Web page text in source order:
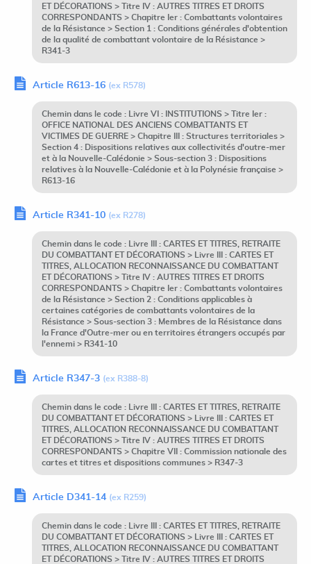
ET DÉCORATIONS > Titre IV : AUTRES TITRES ET DROITS
CORRESPONDANTS > Chapitre Ier : Combattants volontaires
de la Résistance > Section 1 : Conditions générales d'obtention
de la qualité de combattant volontaire de la Résistance >
R341-3
Article R613-16 (ex R578)
Chemin dans le code : Livre VI : INSTITUTIONS > Titre Ier :
OFFICE NATIONAL DES ANCIENS COMBATTANTS ET
VICTIMES DE GUERRE > Chapitre III : Structures territoriales >
Section 4 : Dispositions relatives aux collectivités d'outre-mer
et à la Nouvelle-Calédonie > Sous-section 3 : Dispositions
relatives à la Nouvelle-Calédonie et à la Polynésie française >
R613-16
Article R341-10 (ex R278)
Chemin dans le code : Livre III : CARTES ET TITRES, RETRAITE
DU COMBATTANT ET DÉCORATIONS > Livre III : CARTES ET
TITRES, ALLOCATION RECONNAISSANCE DU COMBATTANT
ET DÉCORATIONS > Titre IV : AUTRES TITRES ET DROITS
CORRESPONDANTS > Chapitre Ier : Combattants volontaires
de la Résistance > Section 2 : Conditions applicables à
certaines catégories de combattants volontaires de la
Résistance > Sous-section 3 : Membres de la Résistance dans
la France d'Outre-mer ou en territoires étrangers occupés par
l'ennemi > R341-10
Article R347-3 (ex R388-8)
Chemin dans le code : Livre III : CARTES ET TITRES, RETRAITE
DU COMBATTANT ET DÉCORATIONS > Livre III : CARTES ET
TITRES, ALLOCATION RECONNAISSANCE DU COMBATTANT
ET DÉCORATIONS > Titre IV : AUTRES TITRES ET DROITS
CORRESPONDANTS > Chapitre VII : Commission nationale des
cartes et titres et dispositions communes > R347-3
Article D341-14 (ex R259)
Chemin dans le code : Livre III : CARTES ET TITRES, RETRAITE
DU COMBATTANT ET DÉCORATIONS > Livre III : CARTES ET
TITRES, ALLOCATION RECONNAISSANCE DU COMBATTANT
ET DÉCORATIONS > Titre IV : AUTRES TITRES ET DROITS